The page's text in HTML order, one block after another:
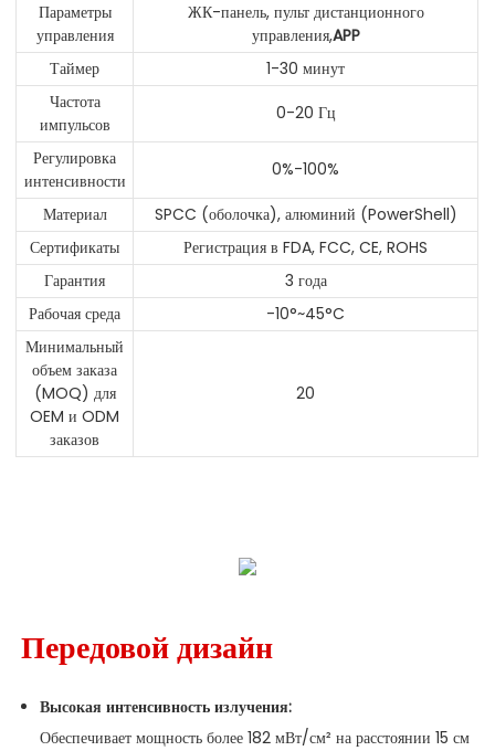
Параметры
управления
ЖК-панель, пульт дистанционного
управления,APP
Таймер
1-30 минут
Частота
импульсов
0-20 Гц
Регулировка
интенсивности
0%-100%
Материал
SPCC (оболочка), алюминий (PowerShell)
Сертификаты
Регистрация в FDA, FCC, CE, ROHS
Гарантия
3 года
Рабочая среда
-10°~45°C
Минимальный
объем заказа
(MOQ) для
OEM и ODM
заказов
20
Передовой дизайн
Высокая интенсивность излучения:
Обеспечивает мощность более 182 мВт/см² на расстоянии 15 см